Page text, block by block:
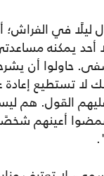
ليلًا في الفراش؛
أحد يمكنه
حاولوا أن
لا تستطيع
القول. هم
أعينهم